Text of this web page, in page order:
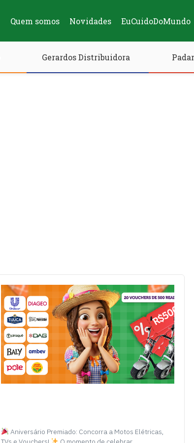
Quem somos Novidades EuCuidoDoMundo
Gerardos Distribuidora
Aniversário Premiado: Concorra a Motos Elétricas,